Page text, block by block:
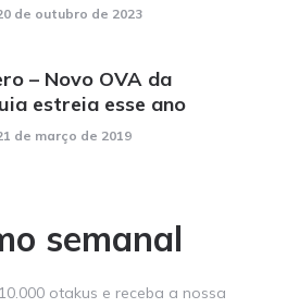
de outubro de 2023
– Novo OVA da
estreia esse ano
de março de 2019
semanal
otakus e receba a nossa